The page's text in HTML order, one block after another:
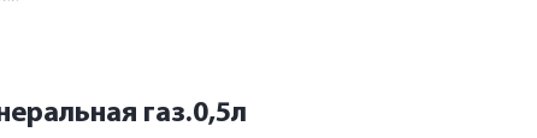
газ.0,5л